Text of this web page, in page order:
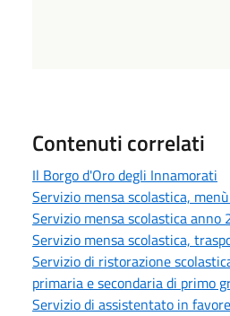
Contenuti correlati
Il Borgo d'Oro degli Innamorati
Servizio mensa scolastica,
Servizio mensa scolastica
Servizio mensa scolastica,
Servizio di ristorazione
primaria e secondaria di primo
Servizio di assistentato in